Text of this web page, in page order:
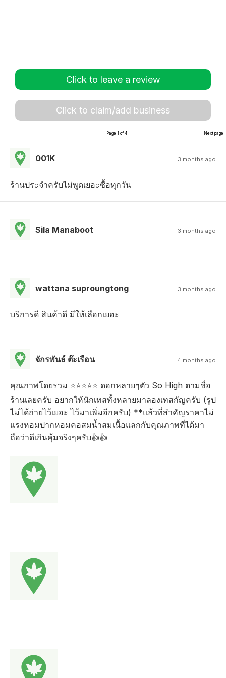
Click to leave a review
Click to claim/add business
Page 1 of 4 Next page
001K 3 months ago
ร้านประจำครับไม่พูดเยอะซื้อทุกวัน
Sila Manaboot 3 months ago
wattana suproungtong 3 months ago
บริการดี สินค้าดี มีให้เลือกเยอะ
จักรพันธ์ ต๊ะเรือน 4 months ago
คุณภาพโดยรวม ⭐⭐⭐⭐⭐ ดอกหลายๆตัว So High ตามชื่อ
ร้านเลยครับ อยากให้นักเทสทั้งหลายมาลองเทสกัญครับ (รูป
ไม่ได้ถ่ายไว้เยอะ ไว้มาเพิ่มอีกครับ) **แล้วที่สำคัญราคาไม่
แรงหอมปากหอมคอสมน้ำสมเนื้อแลกกับคุณภาพที่ได้มา
ถือว่าดีเกินคุ้มจริงๆครับ👍👍